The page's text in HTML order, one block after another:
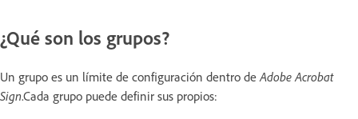
¿Qué son los grupos?
Un grupo es un límite de configuración dentro deAdobe Acrobat
Sign.Cada grupo puede definir sus propios: